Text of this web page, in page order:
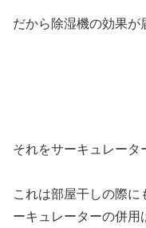
だから除湿機の効果が
それをサーキュレータ
これは部屋干しの際
ーキュレーターの併用